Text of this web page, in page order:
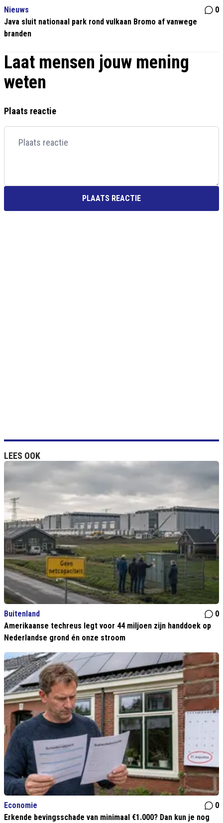
Nieuws
0
Java sluit nationaal park rond vulkaan Bromo af vanwege
branden
Laat mensen jouw mening
weten
Plaats reactie
PLAATS REACTIE
LEES OOK
Buitenland
0
Amerikaanse techreus legt voor 44 miljoen zijn handdoek op
Nederlandse grond én onze stroom
Economie
0
Erkende bevingsschade van minimaal €1.000? Dan kun je nog